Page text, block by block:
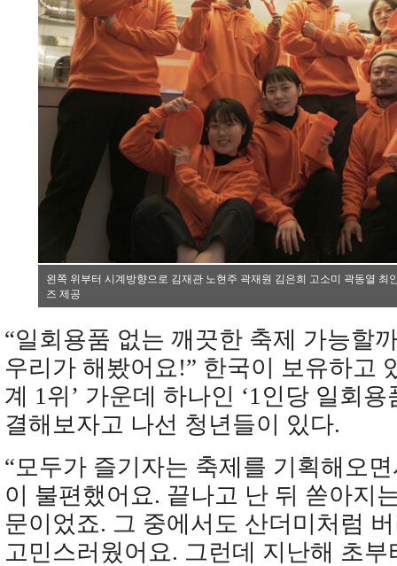
왼쪽 위부터 시계방향으로 김재관 노현주 곽재원 김은희 고소미 곽동열 최
즈 제공
“일회용품 없는 깨끗한 축제 가능할
우리가 해봤어요!” 한국이 보유하고
계 1위’ 가운데 하나인 ‘1인당 일회
결해보자고 나선 청년들이 있다.
“모두가 즐기자는 축제를 기획해오
이 불편했어요. 끝나고 난 뒤 쏟아지
문이었죠. 그 중에서도 산더미처럼
고민스러웠어요. 그런데 지난해 초